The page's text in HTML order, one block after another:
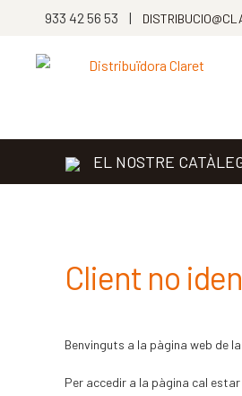
933 42 56 53 |
EL NOSTRE
Client no
Benvinguts a la pàgina web de
Per accedir a la pàgina cal